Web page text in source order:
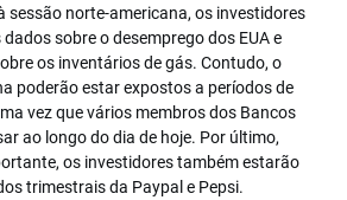
sessão norte-americana, os investidores
sobre o desemprego dos EUA e
os inventários de gás. Contudo, o
poderão estar expostos a períodos de
vez que vários membros dos Bancos
ao longo do dia de hoje. Por último,
os investidores também estarão
trimestrais da Paypal e Pepsi.